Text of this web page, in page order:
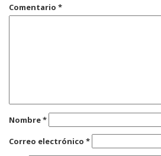
Comentario *
Nombre*
Correo electrónico *